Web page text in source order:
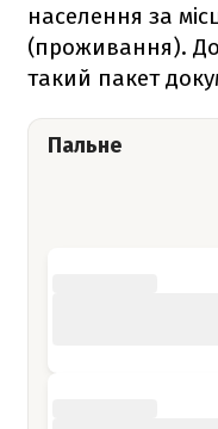
населення за
(проживання).
такий пакет
Пальне